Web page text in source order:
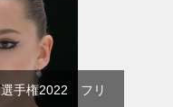
手権2022 フリ